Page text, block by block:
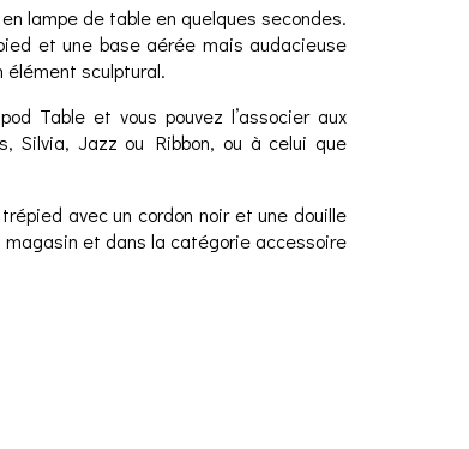
lampe de table en quelques secondes.
et une base aérée mais audacieuse
élément sculptural.
Table et vous pouvez l’associer aux
Silvia, Jazz ou Ribbon, ou à celui que
avec un cordon noir et une douille
magasin et dans la catégorie accessoire